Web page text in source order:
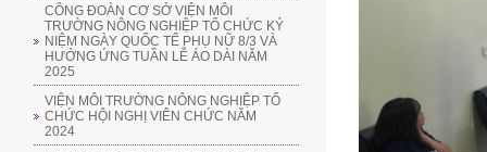
CÔNG ĐOÀN CƠ SỞ VIỆN MÔI
TRƯỜNG NÔNG NGHIỆP TỔ CHỨC KỶ
NIỆM NGÀY QUỐC TẾ PHỤ NỮ 8/3 VÀ
HƯỞNG ỨNG TUẦN LỄ ÁO DÀI NĂM
2025
VIỆN MÔI TRƯỜNG NÔNG NGHIỆP TỔ
CHỨC HỘI NGHỊ VIÊN CHỨC NĂM
2024